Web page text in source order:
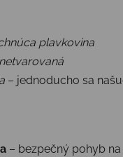
plavkovina
– jednoducho sa
– bezpečný pohyb